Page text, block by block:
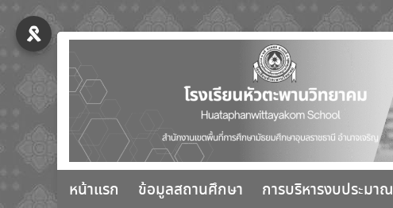
หน้าแรก ข้อมูลสถานศึกษา การบริหารงบประมาณ